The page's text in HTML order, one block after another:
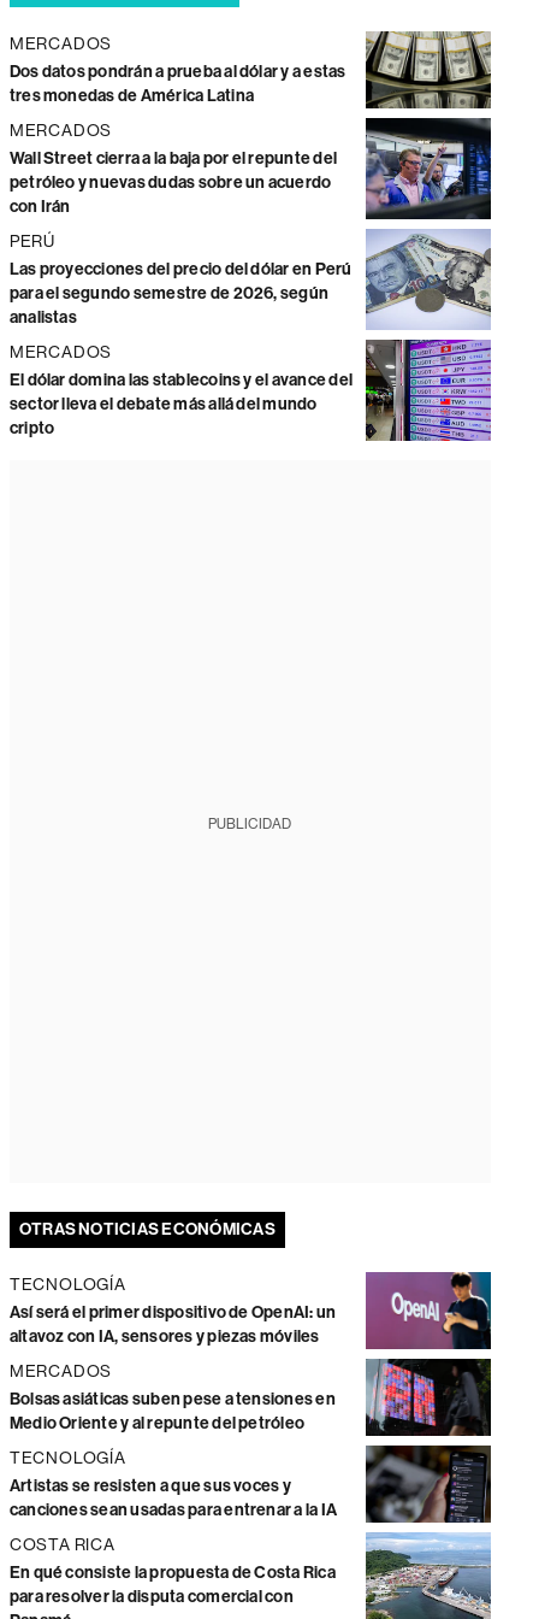
MERCADOS
Dos datos pondrán a prueba al dólar y a estas
tres monedas de América Latina
MERCADOS
Wall Street cierra a la baja por el repunte del
petróleo y nuevas dudas sobre un acuerdo
con Irán
PERÚ
Las proyecciones del precio del dólar en Perú
para el segundo semestre de 2026, según
analistas
MERCADOS
El dólar domina las stablecoins y el avance del
sector lleva el debate más allá del mundo
cripto
PUBLICIDAD
OTRAS NOTICIAS ECONÓMICAS
TECNOLOGÍA
Así será el primer dispositivo de OpenAI: un
altavoz con IA, sensores y piezas móviles
MERCADOS
Bolsas asiáticas suben pese a tensiones en
Medio Oriente y al repunte del petróleo
TECNOLOGÍA
Artistas se resisten a que sus voces y
canciones sean usadas para entrenar a la IA
COSTA RICA
En qué consiste la propuesta de Costa Rica
para resolver la disputa comercial con